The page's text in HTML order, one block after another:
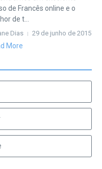
de Francês online e o
de t...
Dias 29 de junho de 2015
More